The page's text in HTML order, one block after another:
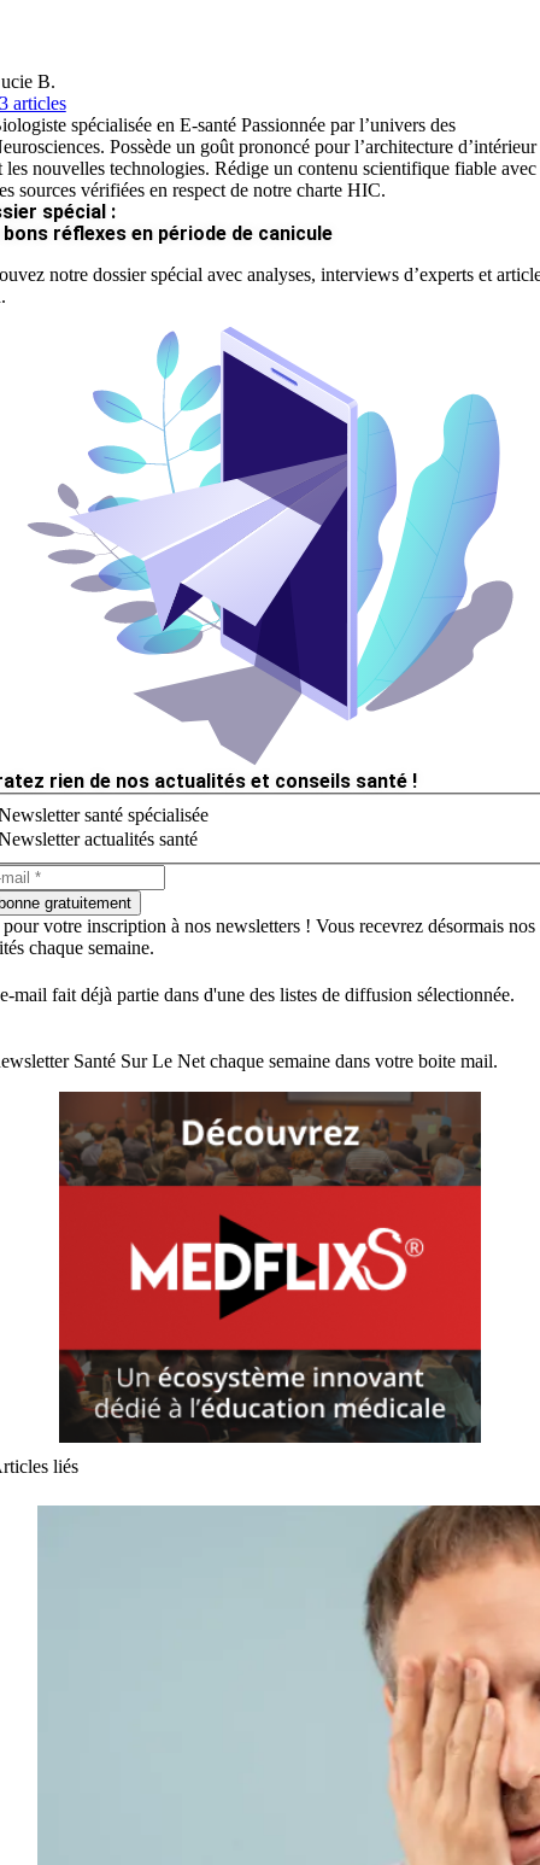
B.
articles
spécialisée en E-santé Passionnée par l’univers des
Possède un goût prononcé pour l’architecture d’intérieur
les nouvelles technologies. Rédige un contenu scientifique fiable avec
sources vérifiées en respect de notre charte HIC.
spécial :
bons réflexes en période de canicule
notre dossier spécial avec analyses, interviews d’experts et
rien de nos actualités et conseils santé !
santé spécialisée
actualités santé
gratuitement
votre inscription à nos newsletters ! Vous recevrez désormais nos
chaque semaine.
mail fait déjà partie dans d'une des listes de diffusion sélectionnée.
Santé Sur Le Net chaque semaine dans votre boite mail.
liés